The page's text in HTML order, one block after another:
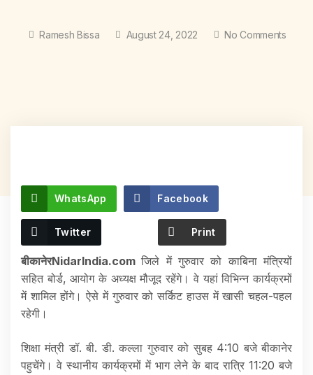
Ramesh Bissa August 24, 2022 No Comments
WhatsApp Facebook
Twitter Print
बीकानेरNidarIndia.comजिले में गुरुवार को काबिना मंत्रियों
सहित बोर्ड, आयोग के अध्यक्ष मौजूद रहेंगे। वे यहां विभिन्न कार्यक्रमों
में शामिल होंगे। ऐसे में गुरुवार को सर्किट हाउस में खासी चहल-पहल
रहेगी।
शिक्षा मंत्री डॉ. बी. डी. कल्ला गुरुवार को सुबह 4:10 बजे बीकानेर
पहुचेंगे। वे स्थानीय कार्यक्रमों में भाग लेने के बाद रात्रि 11:20 बजे